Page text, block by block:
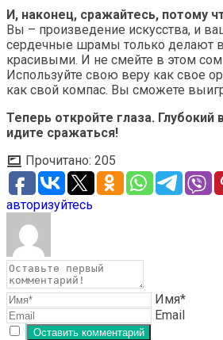
И, наконец, сражайтесь, потому
Вы – произведение искусства, и
сердечные шрамы только делают
красивыми. И не смейте в этом
Используйте свою веру как свое
как свой компас. Вы сможете
Теперь откройте глаза. Глубокий
идите сражаться!
Прочитано: 205
авторизуйтесь
Имя*
Email